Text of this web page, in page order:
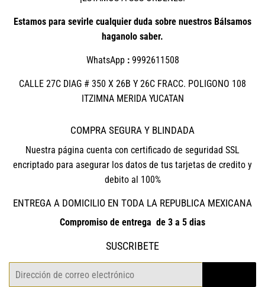
Estamos para sevirle cualquier duda sobre nuestros Bálsamos
haganolo saber.
WhatsApp : 9992611508
CALLE 27C DIAG # 350 X 26B Y 26C FRACC. POLIGONO 108
ITZIMNA MERIDA YUCATAN
COMPRA SEGURA Y BLINDADA
Nuestra página cuenta con certificado de seguridad SSL
encriptado para asegurar los datos de tus tarjetas de credito y
debito al 100%
ENTREGA A DOMICILIO EN TODA LA REPUBLICA MEXICANA
Compromiso de entrega de 3 a 5 dias
SUSCRIBETE
Correo